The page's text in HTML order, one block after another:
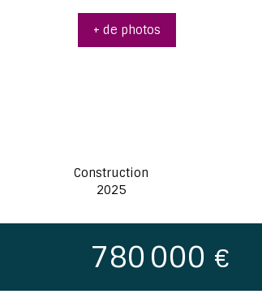
+ de photos
Construction
2025
780 000 €